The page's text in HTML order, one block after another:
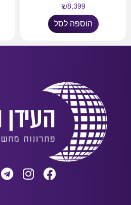
₪8,399
הוספה לסל